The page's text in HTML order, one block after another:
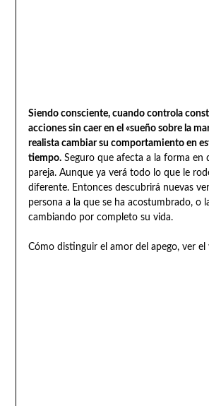
Siendo consciente, cuando controla
acciones sin caer en el «sueño sobre la
realista cambiar su comportamiento en
tiempo.Seguro que afecta a la forma en
pareja. Aunque ya verá todo lo que le
diferente. Entonces descubrirá nuevas
persona a la que se ha acostumbrado, o
cambiando por completo su vida.
Cómo distinguir el amor del apego, ver el